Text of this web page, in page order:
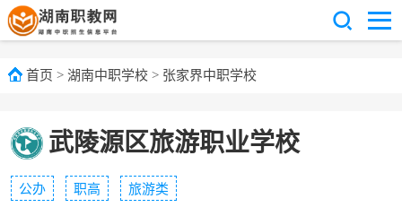
首页 > 湖南中职学校 > 张家界中职学校
武陵源区旅游职业学校
公办 职高 旅游类